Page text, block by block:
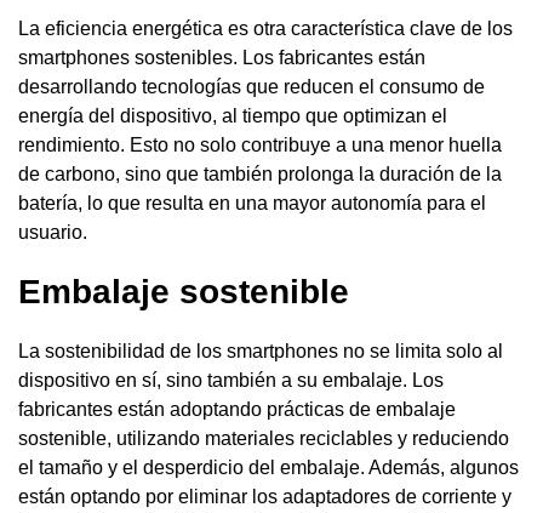
La eficiencia energética es otra característica clave de los
smartphones sostenibles. Los fabricantes están
desarrollando tecnologías que reducen el consumo de
energía del dispositivo, al tiempo que optimizan el
rendimiento. Esto no solo contribuye a una menor huella
de carbono, sino que también prolonga la duración de la
batería, lo que resulta en una mayor autonomía para el
usuario.
Embalaje sostenible
La sostenibilidad de los smartphones no se limita solo al
dispositivo en sí, sino también a su embalaje. Los
fabricantes están adoptando prácticas de embalaje
sostenible, utilizando materiales reciclables y reduciendo
el tamaño y el desperdicio del embalaje. Además, algunos
están optando por eliminar los adaptadores de corriente y